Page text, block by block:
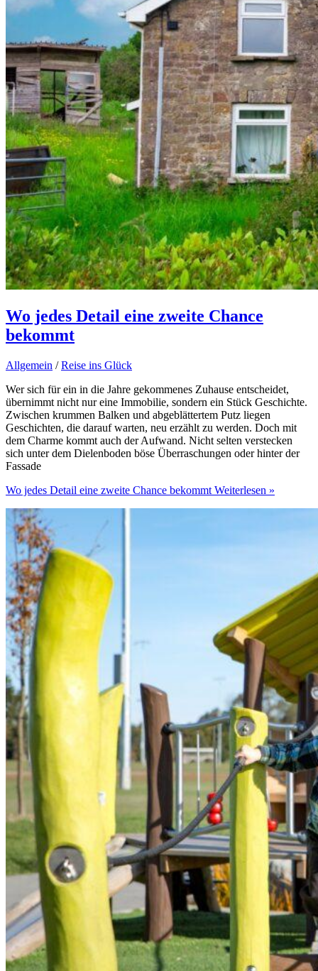
Wo jedes Detail eine zweite Chance
bekommt
Allgemein /Reise ins Glück
Wer sich für ein in die Jahre gekommenes Zuhause entscheidet,
übernimmt nicht nur eine Immobilie, sondern ein Stück Geschichte.
Zwischen krummen Balken und abgeblättertem Putz liegen
Geschichten, die darauf warten, neu erzählt zu werden. Doch mit
dem Charme kommt auch der Aufwand. Nicht selten verstecken
sich unter dem Dielenboden böse Überraschungen oder hinter der
Fassade
Wo jedes Detail eine zweite Chance bekommt Weiterlesen »